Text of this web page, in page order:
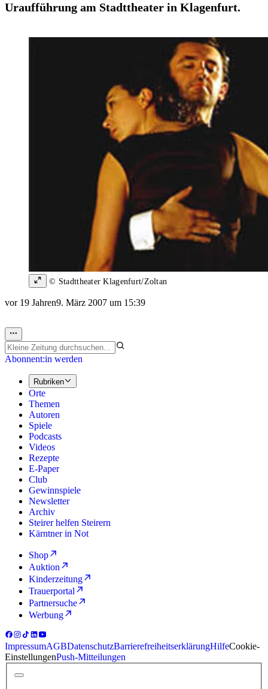
Uraufführung am Stadttheater in Klagenfurt.
© Stadttheater Klagenfurt/Zoltan
vor 19 Jahren9. März 2007 um 15:39
Abonnent:in werden
Rubriken
Orte
Themen
Autoren
Spiele
Podcasts
Videos
Rezepte
E-Paper
Club
Gewinnspiele
Newsletter
Archiv
Steirer helfen Steirern
Kärntner in Not
Shop
Auktion
Kinderzeitung
Trauerportal
Partnersuche
Werbung
ImpressumAGBDatenschutzBarrierefreiheitserklärungHilfeCookie-
EinstellungenPush-Mitteilungen